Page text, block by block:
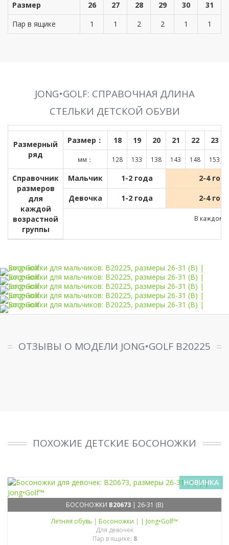
Размер 26 27 28 29 30
31
Пар в ящике
1 1 2 2 1 1
JONG•GOLF: СПРАВОЧНАЯ ДЛИНА
СТЕЛЬКИ ДЕТСКОЙ ОБУВИ
Размерный
ряд
Размер： 18 19 20 21 22 23
мм： 128 133 138 143 148 153
Справочник
размеров
для
каждой
возрастной
группы
Мальчик 1-2 года 2-4
Девочка 1-2 года 2-4
В каждом
ОТЗЫВЫ О МОДЕЛИ JONG•GOLF B20225
ПОХОЖИЕ ДЕТСКИЕ БОСОНОЖКИ
НОВИНКА
БОСОНОЖКИ B20673 | 26-31 (B)
Летняя обувь | Босоножки | | Jong•Golf™
Для девочек
Пар в ящике: 8